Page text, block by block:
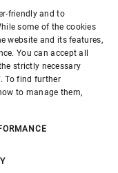
ENGLISH
SPANISH
GERMAN
FRENCH
friendly and to
some of the cookies
website and its features,
You can accept all
strictly necessary
To find further
to manage them,